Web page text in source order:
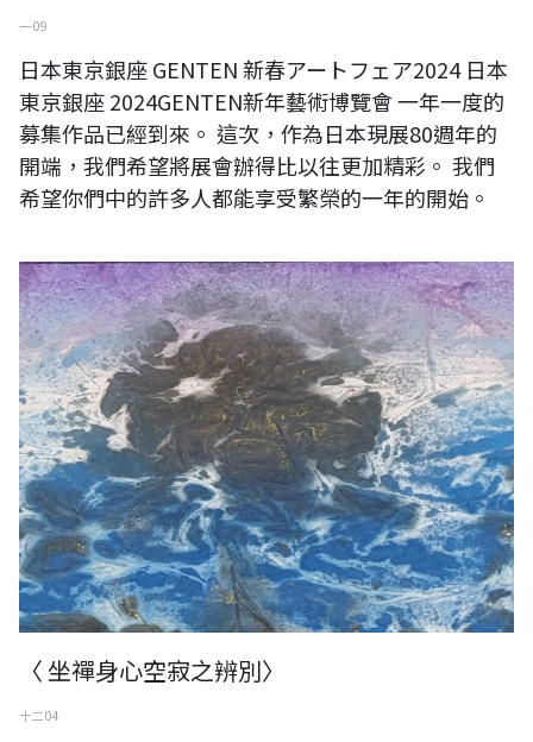
一 09
日本東京銀座 GENTEN 新春アートフェア2024 日本
東京銀座 2024GENTEN新年藝術博覽會 一年一度的
募集作品已經到來。 這次，作為日本現展80週年的
開端，我們希望將展會辦得比以往更加精彩。 我們
希望你們中的許多人都能享受繁榮的一年的開始。
〈海之島〉，水墨設色紙本，60x300公分。
〈 坐禪身心空寂之辨別〉
十二 04